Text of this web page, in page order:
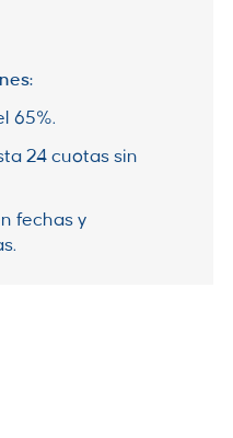
65%.
24 cuotas sin
fechas y